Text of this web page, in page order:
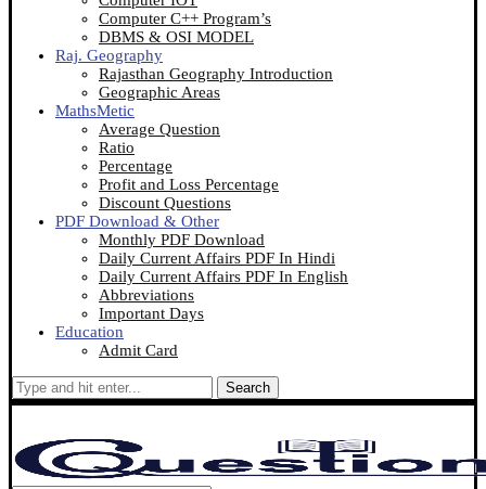
Computer C++ Program’s
DBMS & OSI MODEL
Raj. Geography
Rajasthan Geography Introduction
Geographic Areas
MathsMetic
Average Question
Ratio
Percentage
Profit and Loss Percentage
Discount Questions
PDF Download & Other
Monthly PDF Download
Daily Current Affairs PDF In Hindi
Daily Current Affairs PDF In English
Abbreviations
Important Days
Education
Admit Card
Search